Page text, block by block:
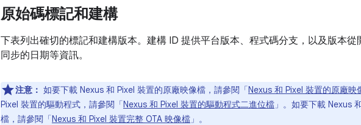
原始碼標記和建構
下表列出確切的標記和建構版本。建構 ID 提供平台版本、程式碼分支，以及版本
同步的日期等資訊。
注意： 如要下載 Nexus 和 Pixel 裝置的原廠映像檔，請參閱「Nexus 和 Pixel 裝置的原廠映
Pixel 裝置的驅動程式，請參閱「Nexus 和 Pixel 裝置的驅動程式二進位檔 」。如要下載 Nexus
檔，請參閱「Nexus 和 Pixel 裝置完整 OTA 映像檔 」。